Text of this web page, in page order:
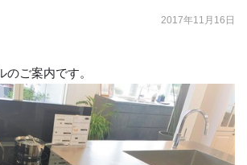
2017年11月16日
のご案内です。